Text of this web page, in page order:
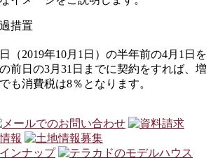
（2019年10月1日）の半年前の4月1日を
前日の3月31日までに契約をすれば、増
も消費税は8％となります。